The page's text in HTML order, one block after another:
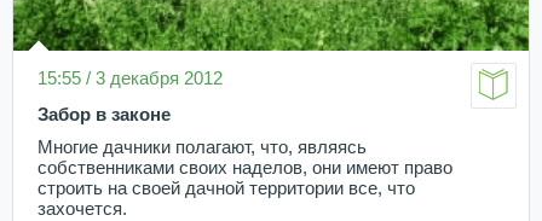
15:55 / 3 декабря 2012
Забор в законе
Многие дачники полагают, что, являясь
собственниками своих наделов, они имеют право
строить на своей дачной территории все, что
захочется.